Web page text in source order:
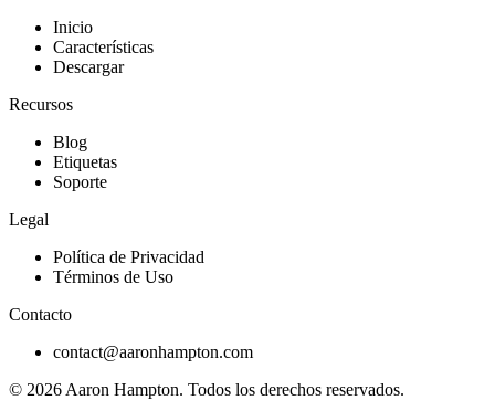
Inicio
Características
Descargar
Recursos
Blog
Etiquetas
Soporte
Legal
Política de Privacidad
Términos de Uso
Contacto
contact@aaronhampton.com
© 2026 Aaron Hampton. Todos los derechos reservados.